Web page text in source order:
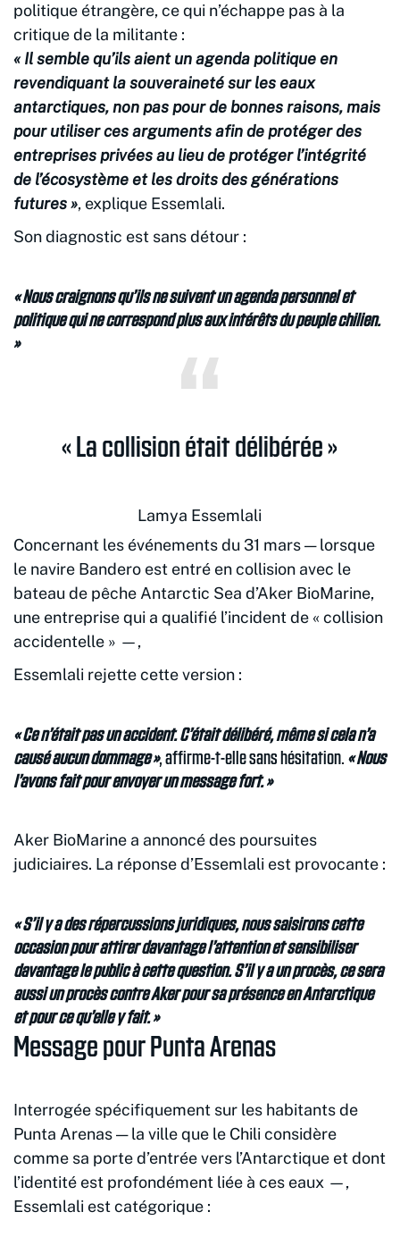
politique étrangère, ce qui n’échappe pas à la
critique de la militante :
« Il semble qu’ils aient un agenda politique en
revendiquant la souveraineté sur les eaux
antarctiques, non pas pour de bonnes raisons, mais
pour utiliser ces arguments afin de protéger des
entreprises privées au lieu de protéger l’intégrité
de l’écosystème et les droits des générations
futures », explique Essemlali.
Son diagnostic est sans détour :
« Nous craignons qu’ils ne suivent un agenda personnel et
politique qui ne correspond plus aux intérêts du peuple chilien.
»
« La collision était délibérée »
Lamya Essemlali
Concernant les événements du 31 mars — lorsque
le navire Bandero est entré en collision avec le
bateau de pêche Antarctic Sea d’Aker BioMarine,
une entreprise qui a qualifié l’incident de « collision
accidentelle » —,
Essemlali rejette cette version :
« Ce n’était pas un accident. C’était délibéré, même si cela n’a
causé aucun dommage », affirme-t-elle sans hésitation. « Nous
l’avons fait pour envoyer un message fort. »
Aker BioMarine a annoncé des poursuites
judiciaires. La réponse d’Essemlali est provocante :
« S’il y a des répercussions juridiques, nous saisirons cette
occasion pour attirer davantage l’attention et sensibiliser
davantage le public à cette question. S’il y a un procès, ce sera
aussi un procès contre Aker pour sa présence en Antarctique
et pour ce qu’elle y fait. »
Message pour Punta Arenas
Interrogée spécifiquement sur les habitants de
Punta Arenas — la ville que le Chili considère
comme sa porte d’entrée vers l’Antarctique et dont
l’identité est profondément liée à ces eaux —,
Essemlali est catégorique :